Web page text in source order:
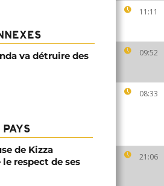
11:11
09:52
08:33
21:06
va détruire des
PAYS
de Kizza
respect de ses